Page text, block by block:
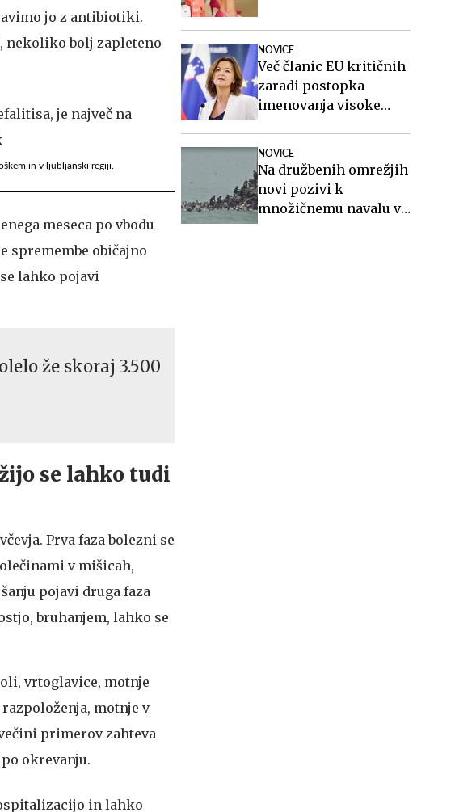
jo z antibiotiki.
nekoliko bolj zapleteno
in v ljubljanski regiji.
meseca po vbodu
spremembe običajno
lahko pojavi
že skoraj 3.500
se lahko tudi
Prva faza bolezni se
v mišicah,
pojavi druga faza
bruhanjem, lahko se
vrtoglavice, motnje
motnje v
primerov zahteva
okrevanju.
NOVICE
Več članic EU kritičnih
zaradi postopka
imenovanja visoke
NOVICE
Na družbenih omrežjih
novi pozivi k
množičnemu navalu v